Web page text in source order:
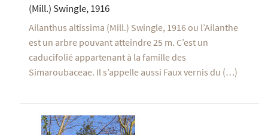
(Mill.) Swingle, 1916
Ailanthus altissima (Mill.) Swingle, 1916 ou l’Ailanthe
est un arbre pouvant atteindre 25 m. C’est un
caducifolié appartenant à la famille des
Simaroubaceae. Il s’appelle aussi Faux vernis du (…)